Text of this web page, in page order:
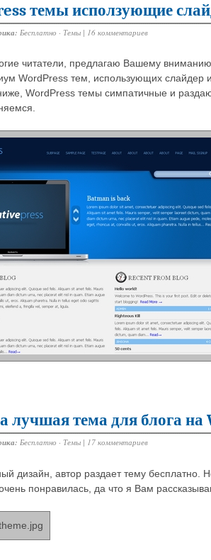
темы исползующие
Бесплатно · Темы | 16 комментариев
читатели, предлагаю Вашему
WordPress тем, использующих слайдер
WordPress темы симпатичные и
лучшая тема для блога на
Бесплатно · Темы | 17 комментариев
дизайн, автор раздает тему бесплатно.
понравилась, да что я Вам